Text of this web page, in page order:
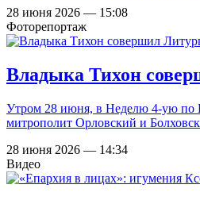
28 июня 2026 — 15:08
Фоторепортаж
Владыка Тихон
Утром 28 июня, в Неделю 4-ую по
митрополит Орловский и
28 июня 2026 — 14:34
Видео